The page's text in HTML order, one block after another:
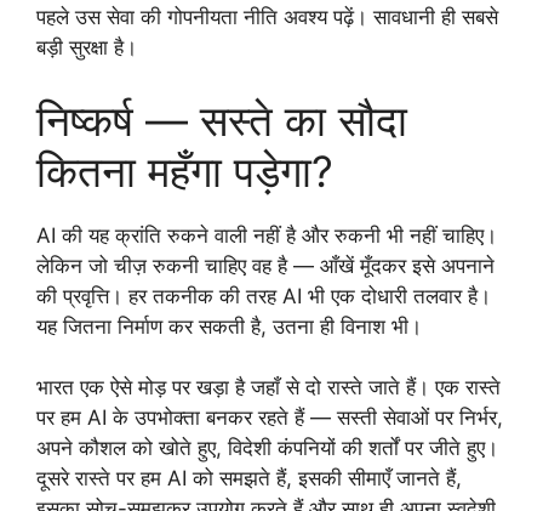
पहले उस सेवा की गोपनीयता नीति अवश्य पढ़ें। सावधानी ही सबसे
बड़ी सुरक्षा है।
निष्कर्ष — सस्ते का सौदा
कितना महँगा पड़ेगा?
AI की यह क्रांति रुकने वाली नहीं है और रुकनी भी नहीं चाहिए।
लेकिन जो चीज़ रुकनी चाहिए वह है — आँखें मूँदकर इसे अपनाने
की प्रवृत्ति। हर तकनीक की तरह AI भी एक दोधारी तलवार है।
यह जितना निर्माण कर सकती है, उतना ही विनाश भी।
भारत एक ऐसे मोड़ पर खड़ा है जहाँ से दो रास्ते जाते हैं। एक रास्ते
पर हम AI के उपभोक्ता बनकर रहते हैं — सस्ती सेवाओं पर निर्भर,
अपने कौशल को खोते हुए, विदेशी कंपनियों की शर्तों पर जीते हुए।
दूसरे रास्ते पर हम AI को समझते हैं, इसकी सीमाएँ जानते हैं,